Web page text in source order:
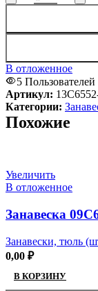
В отложенное
5 Пользователей
Артикул:
Категории:
Похожие
Увеличить
В отложенное
Занавеска
Занавески, тюль
0,00 ₽
В КОРЗИНУ